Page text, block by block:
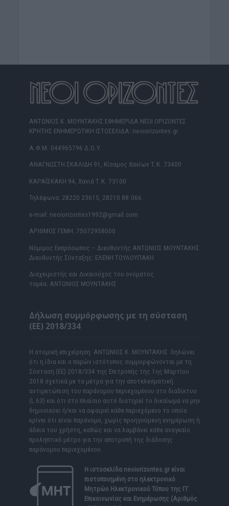
ΑΝΤΩΝΙΟΣ Κ. ΜΟΥΝΤΑΚΗΣ ΕΦΗΜΕΡΙΔΑ ΝΕΟΙ ΟΡΙΖΟΝΤΕΣ
ΚΡΗΤΗΣ ΕΝΗΜΕΡΩΤΙΚΗ ΙΣΤΟΣΕΛΙΔΑ: neoiorizontes.gr
Α.Φ.Μ. 044965796 Δ.Ο.Υ.
ΑΝΑΓΝΩΣΤΗ ΣΚΑΛΙΔΗ 91, Κίσαμος Χανίων Τ.Κ. 73400
ΚΑΡΑΪΣΚΑΚΗ 94, Χανιά Τ.Κ. 73100
Τηλέφωνα: 28220 23615, 28210 88.066
e-mail: neoiorizontes1992@gmail.com
ΑΡΙΘΜΟΣ ΓΕΜΗ: 75072958000
Νόμιμος Εκπρόσωπος – Διευθυντής ΑΝΤΩΝΙΟΣ ΜΟΥΝΤΑΚΗΣ
Διευθυντής Σύνταξης: ΕΛΕΝΗ ΤΟΥΛΟΥΠΑΚΗ
Διαχειριστής και Δικαιούχος του ονόματος
τομέα: ΑΝΤΩΝΙΟΣ ΜΟΥΝΤΑΚΗΣ
Δήλωση συμμόρφωσης με τη σύσταση
(ΕΕ) 2018/334
Η ατομική επιχείρηση ΑΝΤΩΝΙΟΣ Κ. ΜΟΥΝΤΑΚΗΣ δηλώνει
ότι η ίδια και ο παρών ιστότοπος συμμορφώνονται με τη
Σύσταση (ΕΕ) 2018/334 της Επιτροπής της 1ης Μαρτίου
2018 σχετικά με τα μέτρα για την αποτελεσματική
αντιμετώπιση του παράνομου περιεχομένου στο διαδίκτυο
(L 63) και ότι στο πλαίσιο αυτό διατηρεί το δικαίωμα να μην
δημοσιεύει ή/και να αφαιρεί κάθε περιεχόμενο το οποίο
κρίνει ότι είναι παράνομο, χωρίς προηγούμενη ενημέρωση ή
άδεια του χρήστη, καθώς και να λαμβάνει κάθε αναγκαίο
προληπτικό μέτρο για την αποτροπή της διάδοσης
παράνομου περιεχομένου.
Η ιστοσελίδα neoiorizontes.grείναι
πιστοποιημένη στο ηλεκτρονικό
Μητρώο Ηλεκτρονικού Τύπου της ΓΓ
Επικοινωνίας και Ενημέρωσης (Αριθμός